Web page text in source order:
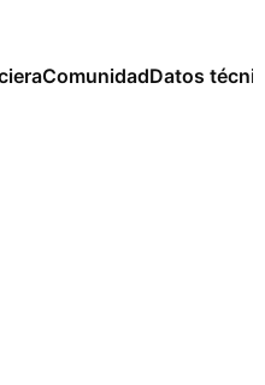
ComunidadDatos